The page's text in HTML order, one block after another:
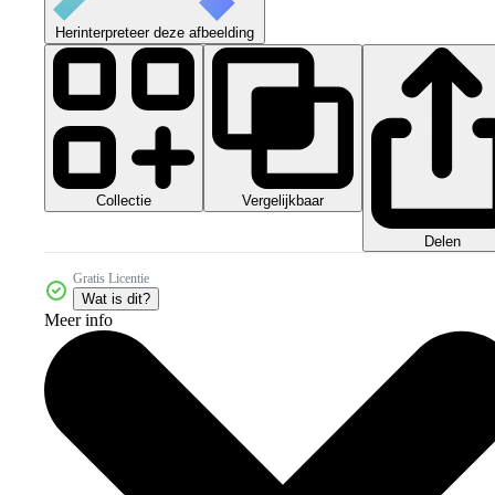
Herinterpreteer deze afbeelding
Collectie Vergelijkbaar
Delen
Gratis Licentie
Wat is dit?
Meer info